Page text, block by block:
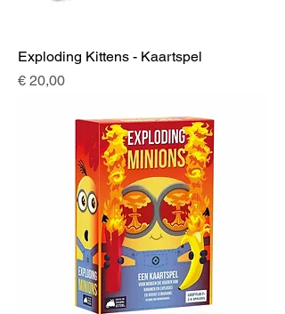
Exploding Kittens - Kaartspel
Prijs
€ 20,00